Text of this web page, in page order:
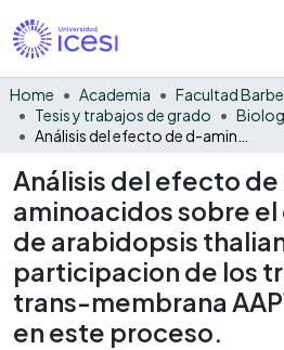
Home Academia
Tesis y trabajos de grado
Análisis del efecto
aminoacidos sobre
de arabidopsis
participacion de los
trans-membrana
en este proceso.